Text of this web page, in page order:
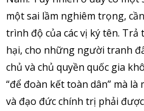
một sai lầm nghiêm trọng,
trình độ của các vị ký tên.
hại, cho những người tranh
chủ và chủ quyền quốc gia
“để đoàn kết toàn dân” mà
và đạo đức chính trị phải